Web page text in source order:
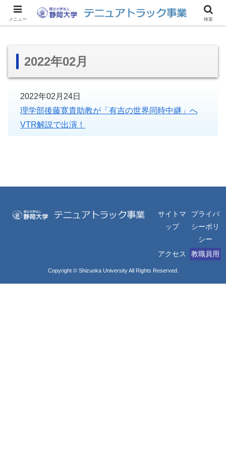
サイトマップ アクセス リンク集 お問い合わせ English
2022年02月
2022年02月24日
理学部後藤寛貴助教が「有吉の世界同時中継」へ
VTR解説で出演！
サイトマ
ップ
プライバ
シーポリ
シー
アクセス
教職員用
Copyright © Shizuoka University All Rights Reserved.
メニュー 検索